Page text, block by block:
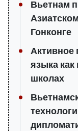
Вьетнам
Гонконге
Активное
языка
школах